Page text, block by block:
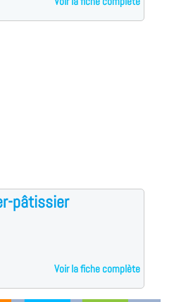
pâtissier
Voir la fiche complète